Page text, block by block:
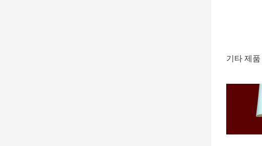
기타 제품